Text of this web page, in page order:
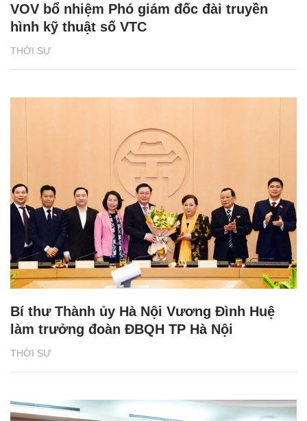
THỜI SỰ
VOV bổ nhiệm Phó giám đốc đài truyền
hình kỹ thuật số VTC
THỜI SỰ
Bí thư Thành ủy Hà Nội Vương Đình Huệ
làm trưởng đoàn ĐBQH TP Hà Nội